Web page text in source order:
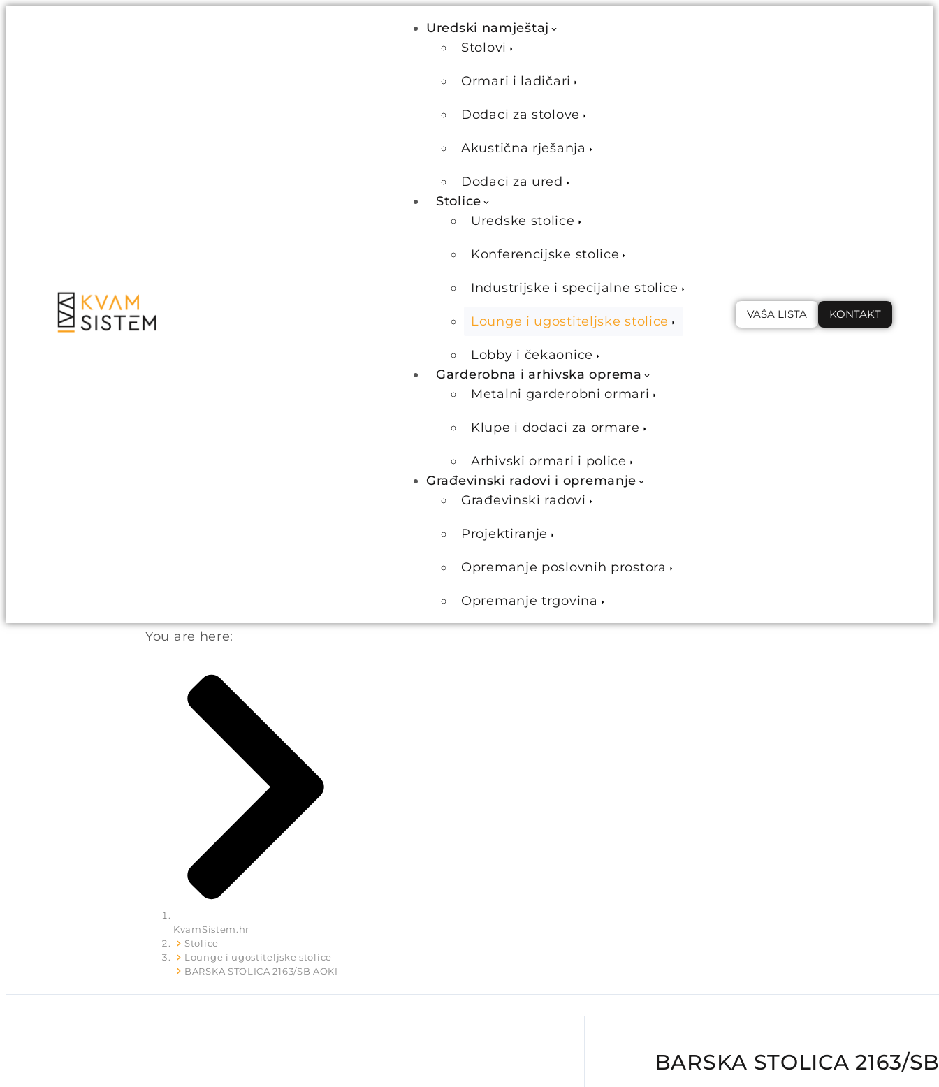
Uredski namještaj
Stolovi
Ormari i ladičari
Dodaci za stolove
Akustična rješanja
Dodaci za ured
Stolice
Uredske stolice
Konferencijske stolice
Industrijske i specijalne stolice
Lounge i ugostiteljske stolice
Lobby i čekaonice
Garderobna i arhivska oprema
Metalni garderobni ormari
Klupe i dodaci za ormare
Arhivski ormari i police
Građevinski radovi i opremanje
Građevinski radovi
Projektiranje
Opremanje poslovnih prostora
Opremanje trgovina
VAŠA LISTA KONTAKT
You are here:
KvamSistem.hr
Stolice
Lounge i ugostiteljske stolice
BARSKA STOLICA 2163/SB AOKI
BARSKA STOLICA 2163/